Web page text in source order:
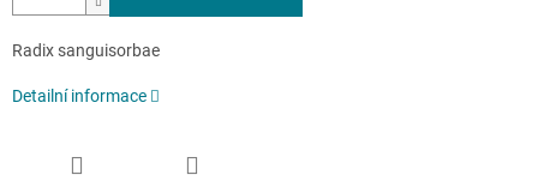
Radix sanguisorbae
Detailní informace